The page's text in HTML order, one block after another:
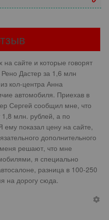
сайте и которые говорят
Дастер за 1,6 млн
кол-центра Анна
автомобиля. Приехав в
Сергей сообщил мне, что
млн. рублей, а по
показал цену на сайте,
дополнительного
решают, что мне
я специально
разница в 100-250
на дорогу сюда.